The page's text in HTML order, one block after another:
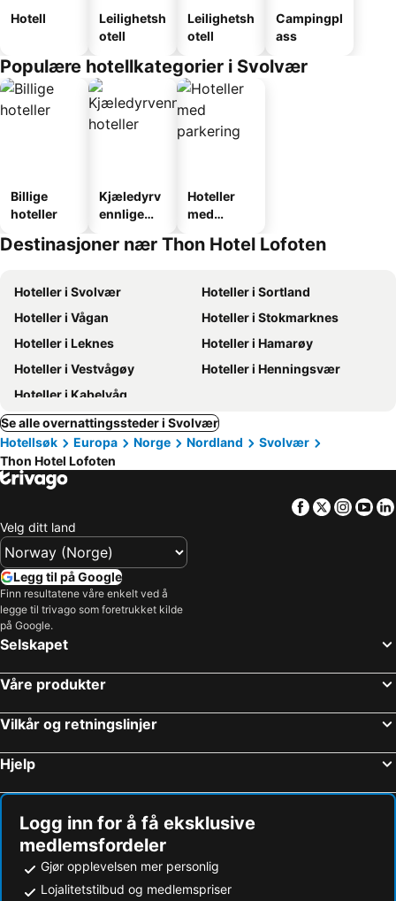
Hotell
Leilighetsh
otell
Leilighetsh
otell
Campingpl
ass
Populære hotellkategorier i Svolvær
Billige
hoteller
Kjæledyrv
ennlige
Hoteller
med
Destinasjoner nær Thon Hotel Lofoten
Hoteller i Svolvær
Hoteller i Sortland
Hoteller i Vågan
Hoteller i Stokmarknes
Hoteller i Leknes
Hoteller i Hamarøy
Hoteller i Vestvågøy
Hoteller i Henningsvær
Hoteller i Kabelvåg
Se alle overnattingssteder i Svolvær
Hotellsøk
Europa Norge Nordland
Svolvær
Thon Hotel Lofoten
Facebook
Twitter
Velg ditt land
Legg til på Google
Finn resultatene våre enkelt ved å
legge til trivago som foretrukket kilde
på Google.
Selskapet
Våre produkter
Vilkår og retningslinjer
Hjelp
Logg inn for å få eksklusive
medlemsfordeler
Gjør opplevelsen mer personlig
Lojalitetstilbud og medlemspriser